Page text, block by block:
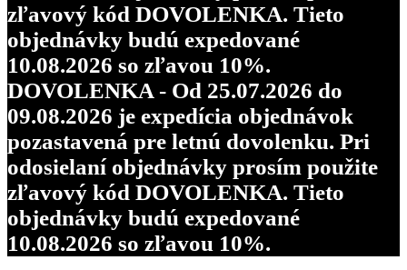
zľavový kód DOVOLENKA. Tieto
objednávky budú expedované
10.08.2026 so zľavou 10%.
DOVOLENKA - Od 25.07.2026 do
09.08.2026 je expedícia objednávok
pozastavená pre letnú dovolenku. Pri
odosielaní objednávky prosím použite
zľavový kód DOVOLENKA. Tieto
objednávky budú expedované
10.08.2026 so zľavou 10%.